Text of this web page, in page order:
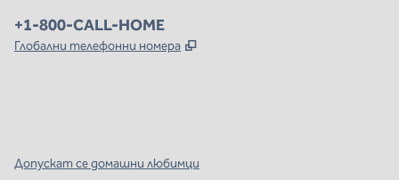
Телефон:
+1-800-CALL-HOME
Глобални телефонни номера ,
Допускат се домашни любимци